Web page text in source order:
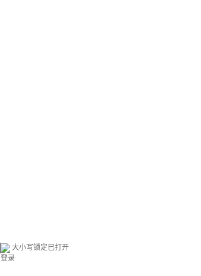
大小写锁定已打开
登录